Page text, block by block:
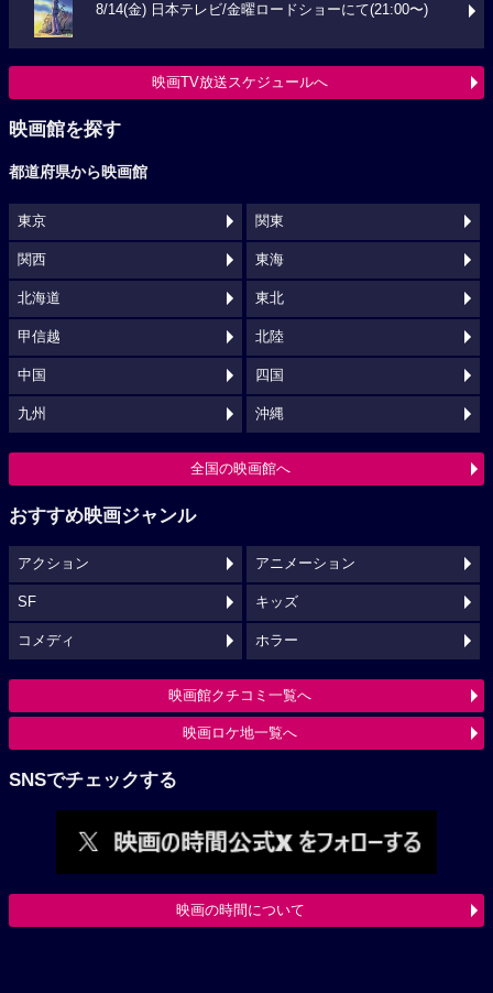
8/14(金) 日本テレビ/金曜ロードショーにて(21:00〜)
映画TV放送スケジュールへ
映画館を探す
都道府県から映画館
東京 関東
関西 東海
北海道 東北
甲信越 北陸
中国 四国
九州 沖縄
全国の映画館へ
おすすめ映画ジャンル
アクション アニメーション
SF キッズ
コメディ ホラー
映画館クチコミ一覧へ
映画ロケ地一覧へ
SNSでチェックする
映画の時間について